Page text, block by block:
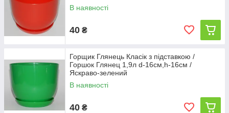
В наявності
40 ₴
Горщик Глянець Класік з підставкою /
Горшок Глянец 1,9л d-16см,h-16см /
Яскраво-зелений
В наявності
40 ₴